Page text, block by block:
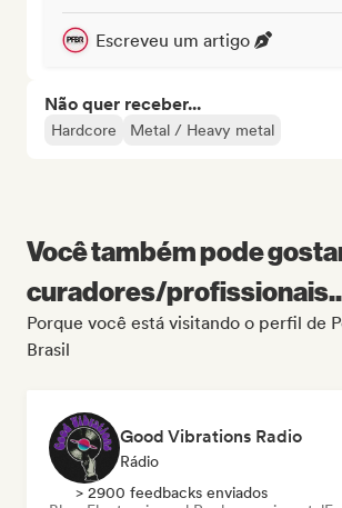
Escreveu um artigo
Não quer receber...
Hardcore Metal / Heavy metal
Você também pode
curadores/
Porque você está visitando o perfil de
Brasil
Good Vibrations Radio
Rádio
> 2900 feedbacks enviados